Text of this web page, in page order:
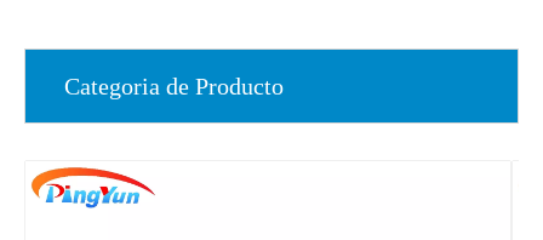
Categoria de Producto